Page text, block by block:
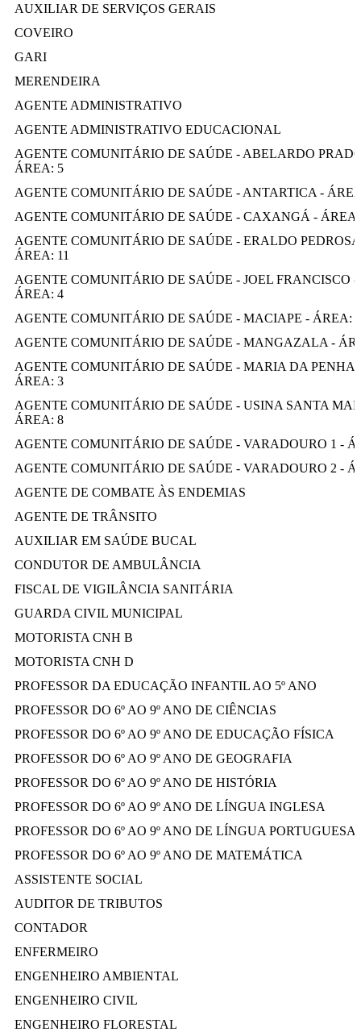
AUXILIAR DE SERVIÇOS GERAIS
COVEIRO
GARI
MERENDEIRA
AGENTE ADMINISTRATIVO
AGENTE ADMINISTRATIVO EDUCACIONAL
AGENTE COMUNITÁRIO DE SAÚDE - ABELARDO
ÁREA: 5
AGENTE COMUNITÁRIO DE SAÚDE - ANTARTICA -
AGENTE COMUNITÁRIO DE SAÚDE - CAXANGÁ - ÁREA:
AGENTE COMUNITÁRIO DE SAÚDE - ERALDO
ÁREA: 11
AGENTE COMUNITÁRIO DE SAÚDE - JOEL FRANCISCO -
ÁREA: 4
AGENTE COMUNITÁRIO DE SAÚDE - MACIAPE - ÁREA: 9
AGENTE COMUNITÁRIO DE SAÚDE - MANGAZALA -
AGENTE COMUNITÁRIO DE SAÚDE - MARIA DA PENHA -
ÁREA: 3
AGENTE COMUNITÁRIO DE SAÚDE - USINA SANTA
ÁREA: 8
AGENTE COMUNITÁRIO DE SAÚDE - VARADOURO 1 -
AGENTE COMUNITÁRIO DE SAÚDE - VARADOURO 2 -
AGENTE DE COMBATE ÀS ENDEMIAS
AGENTE DE TRÂNSITO
AUXILIAR EM SAÚDE BUCAL
CONDUTOR DE AMBULÂNCIA
FISCAL DE VIGILÂNCIA SANITÁRIA
GUARDA CIVIL MUNICIPAL
MOTORISTA CNH B
MOTORISTA CNH D
PROFESSOR DA EDUCAÇÃO INFANTIL AO 5º ANO
PROFESSOR DO 6º AO 9º ANO DE CIÊNCIAS
PROFESSOR DO 6º AO 9º ANO DE EDUCAÇÃO FÍSICA
PROFESSOR DO 6º AO 9º ANO DE GEOGRAFIA
PROFESSOR DO 6º AO 9º ANO DE HISTÓRIA
PROFESSOR DO 6º AO 9º ANO DE LÍNGUA INGLESA
PROFESSOR DO 6º AO 9º ANO DE LÍNGUA PORTUGUESA
PROFESSOR DO 6º AO 9º ANO DE MATEMÁTICA
ASSISTENTE SOCIAL
AUDITOR DE TRIBUTOS
CONTADOR
ENFERMEIRO
ENGENHEIRO AMBIENTAL
ENGENHEIRO CIVIL
ENGENHEIRO FLORESTAL